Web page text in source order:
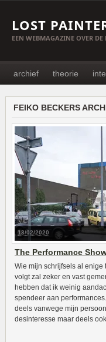
LOST
EEN WEBMAGAZINE OVER
archief theorie
FEIKO BECKERS
13/02/2020
The Performance
Wie mijn schrijfsels al enige
volgt zal zeker en vast
hebben dat ik weinig
spendeer aan
deels vanwege mijn
desinteresse maar deels